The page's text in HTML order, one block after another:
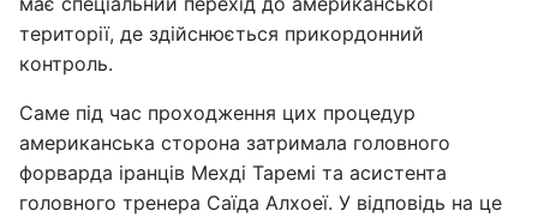
території, де здійснюється прикордонний
контроль.
Саме під час проходження цих процедур
американська сторона затримала головного
форварда іранців Мехді Таремі та асистента
головного тренера Саїда Алхоеї. У відповідь на це